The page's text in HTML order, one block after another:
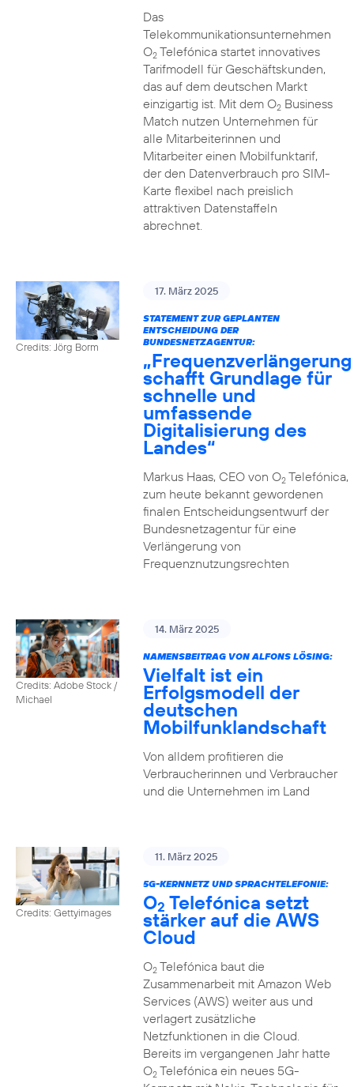
Das
Telekommunikationsunternehmen
O2Telefónica startet innovatives
Tarifmodell für Geschäftskunden,
das auf dem deutschen Markt
einzigartig ist. Mit dem O2Business
Match nutzen Unternehmen für
alle Mitarbeiterinnen und
Mitarbeiter einen Mobilfunktarif,
der den Datenverbrauch pro SIM-
Karte flexibel nach preislich
attraktiven Datenstaffeln
abrechnet.
Credits: Jörg Borm
17. März 2025
STATEMENT ZUR GEPLANTEN
ENTSCHEIDUNG DER
BUNDESNETZAGENTUR:
„Frequenzverlängerung
schafft Grundlage für
schnelle und
umfassende
Digitalisierung des
Landes“
Markus Haas, CEO von O2Telefónica,
zum heute bekannt gewordenen
finalen Entscheidungsentwurf der
Bundesnetzagentur für eine
Verlängerung von
Frequenznutzungsrechten
Credits: Adobe Stock /
Michael
14. März 2025
NAMENSBEITRAG VON ALFONS LÖSING:
Vielfalt ist ein
Erfolgsmodell der
deutschen
Mobilfunklandschaft
Von alldem profitieren die
Verbraucherinnen und Verbraucher
und die Unternehmen im Land
Credits: Gettyimages
11. März 2025
5G-KERNNETZ UND SPRACHTELEFONIE:
O2 Telefónica setzt
stärker auf die AWS
Cloud
O2Telefónica baut die
Zusammenarbeit mit Amazon Web
Services (AWS) weiter aus und
verlagert zusätzliche
Netzfunktionen in die Cloud.
Bereits im vergangenen Jahr hatte
O2Telefónica ein neues 5G-